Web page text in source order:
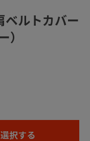
ルトカバー
）
択する